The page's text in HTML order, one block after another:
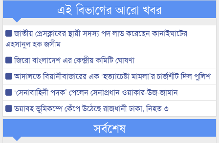
এই বিভাগের আরো খবর
জাতীয় প্রেসক্লাবের স্থায়ী সদস্য পদ লাভ করেছেন কানাইঘাটের
এহসানুল হক জসীম
জিরো বাংলাদেশ এর কেন্দ্রীয় কমিটি ঘোষণা
আদালতে বিয়ানীবাজারের এক ‘হত্যাচেষ্টা মামলা’র চার্জশীট দিল পুলিশ
‘সেনাবাহিনী পদক’ পেলেন সেনাপ্রধান ওয়াকার-উজ-জামান
ভয়াবহ ভূমিকম্পে কেঁপে উঠেছে রাজধানী ঢাকা, নিহত ৩
সর্বশেষ